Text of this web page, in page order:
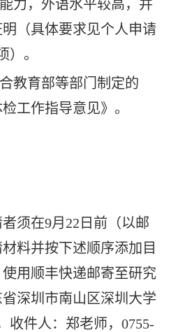
力，外语水平较高，并
（具体要求见个人申请
）。
教育部等部门制定的
工作指导意见》。
须在9月22日前（以邮
料并按下述顺序添加目
用顺丰快递邮寄至研究
深圳市南山区深圳大学
收件人：郑老师，0755-